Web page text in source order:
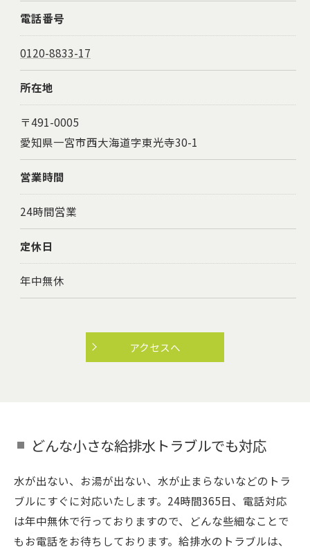
電話番号
0120-8833-17
所在地
〒491-0005
愛知県一宮市西大海道字東光寺30-1
営業時間
24時間営業
定休日
年中無休
アクセスへ
どんな小さな給排水トラブルでも対応
水が出ない、お湯が出ない、水が止まらないなどのトラ
ブルにすぐに対応いたします。24時間365日、電話対応
は年中無休で行っておりますので、どんな些細なことで
もお電話をお待ちしております。給排水のトラブルは、